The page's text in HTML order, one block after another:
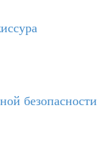
безопасности